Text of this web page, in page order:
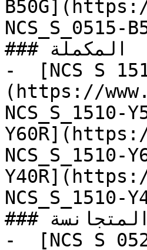
### المكملة
-  [NCS S
(https://
### المتجانسة
-  [NCS S